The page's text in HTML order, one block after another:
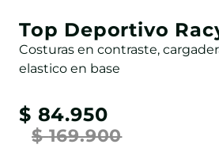
Top Deportivo
Costuras en contraste,
elastico en base
$ 84.950
$ 169.900